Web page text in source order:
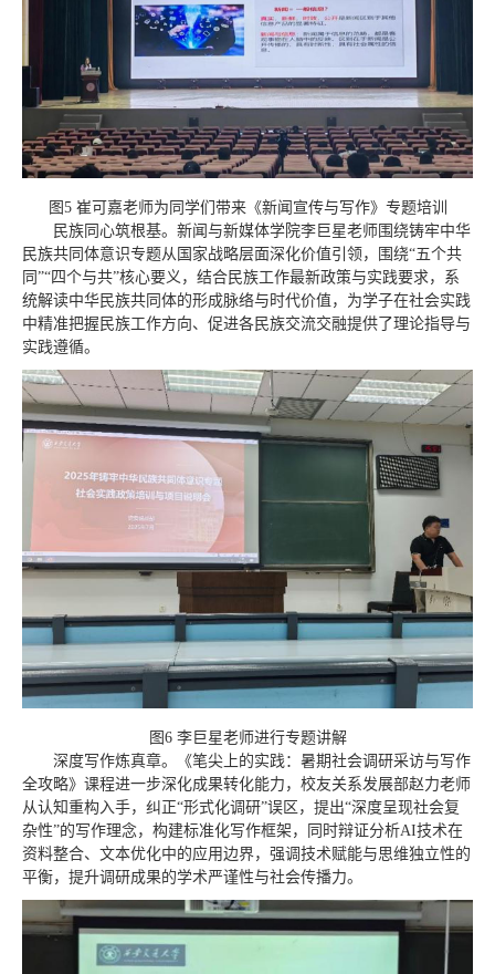
图5 崔可嘉老师为同学们带来《新闻宣传与写作》专题培训
民族同心筑根基。新闻与新媒体学院李巨星老师围绕铸牢中华
民族共同体意识专题从国家战略层面深化价值引领，围绕“五个共
同”“四个与共”核心要义，结合民族工作最新政策与实践要求，系
统解读中华民族共同体的形成脉络与时代价值，为学子在社会实践
中精准把握民族工作方向、促进各民族交流交融提供了理论指导与
实践遵循。
图6 李巨星老师进行专题讲解
深度写作炼真章。《笔尖上的实践：暑期社会调研采访与写作
全攻略》课程进一步深化成果转化能力，校友关系发展部赵力老师
从认知重构入手，纠正“形式化调研”误区，提出“深度呈现社会复
杂性”的写作理念，构建标准化写作框架，同时辩证分析AI技术在
资料整合、文本优化中的应用边界，强调技术赋能与思维独立性的
平衡，提升调研成果的学术严谨性与社会传播力。